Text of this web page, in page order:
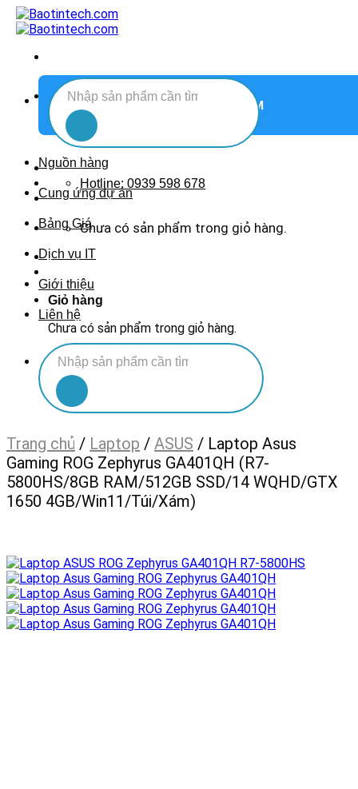
Chuyển
đến
Tìm
kiếm:
Hotline: 0939 598 678
Chưa có sản phẩm trong giỏ hàng.
Giỏ hàng
Chưa có sản phẩm trong giỏ hàng.
DANH MỤC SẢN PHẨM
Nguồn hàng
Cung ứng dự án
Bảng Giá
Dịch vụ IT
Giới thiệu
Liên hệ
Tìm
kiếm:
Trang chủ / Laptop / ASUS / Laptop Asus
Gaming ROG Zephyrus GA401QH (R7-
5800HS/8GB RAM/512GB SSD/14 WQHD/GTX
1650 4GB/Win11/Túi/Xám)